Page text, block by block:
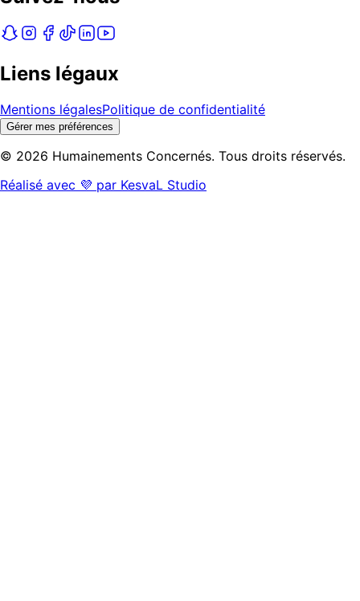
Liens légaux
Mentions légalesPolitique de confidentialité
Gérer mes préférences
© 2026 Humainements Concernés. Tous droits réservés.
Réalisé avec 💜 par KesvaL Studio